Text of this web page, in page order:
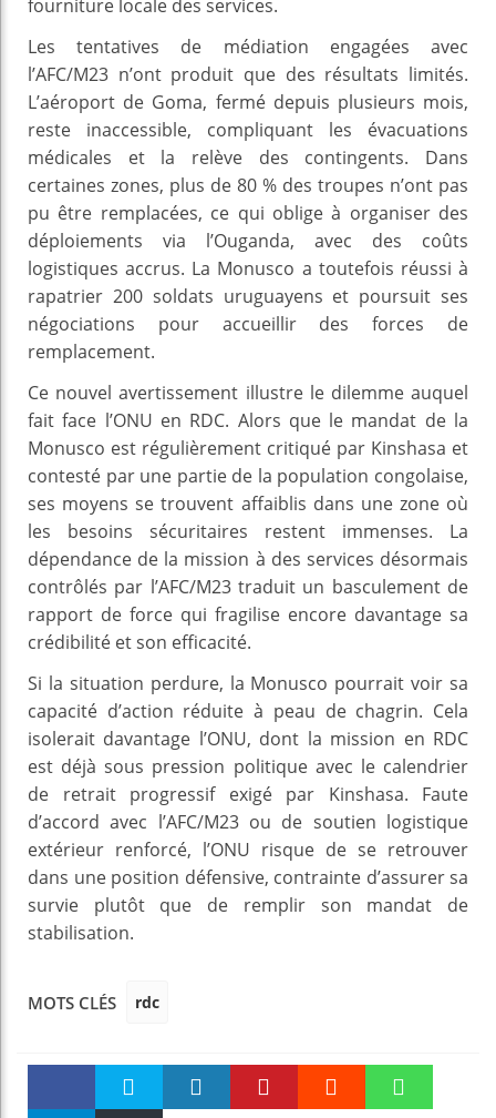
fourniture locale des services.
Les tentatives de médiation engagées avec
l’AFC/M23 n’ont produit que des résultats limités.
L’aéroport de Goma, fermé depuis plusieurs mois,
reste inaccessible, compliquant les évacuations
médicales et la relève des contingents. Dans
certaines zones, plus de 80 % des troupes n’ont pas
pu être remplacées, ce qui oblige à organiser des
déploiements via l’Ouganda, avec des coûts
logistiques accrus. La Monusco a toutefois réussi à
rapatrier 200 soldats uruguayens et poursuit ses
négociations pour accueillir des forces de
remplacement.
Ce nouvel avertissement illustre le dilemme auquel
fait face l’ONU en RDC. Alors que le mandat de la
Monusco est régulièrement critiqué par Kinshasa et
contesté par une partie de la population congolaise,
ses moyens se trouvent affaiblis dans une zone où
les besoins sécuritaires restent immenses. La
dépendance de la mission à des services désormais
contrôlés par l’AFC/M23 traduit un basculement de
rapport de force qui fragilise encore davantage sa
crédibilité et son efficacité.
Si la situation perdure, la Monusco pourrait voir sa
capacité d’action réduite à peau de chagrin. Cela
isolerait davantage l’ONU, dont la mission en RDC
est déjà sous pression politique avec le calendrier
de retrait progressif exigé par Kinshasa. Faute
d’accord avec l’AFC/M23 ou de soutien logistique
extérieur renforcé, l’ONU risque de se retrouver
dans une position défensive, contrainte d’assurer sa
survie plutôt que de remplir son mandat de
stabilisation.
MOTS CLÉS rdc